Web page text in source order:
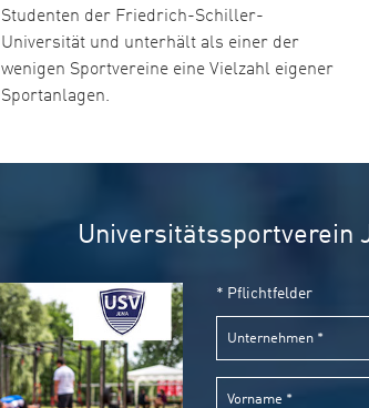
Studenten der Friedrich-Schiller-
Universität und unterhält als einer der
wenigen Sportvereine eine Vielzahl eigener
Sportanlagen.